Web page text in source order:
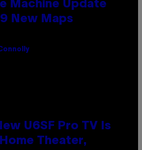
Machine Update
New Maps
U6SF Pro TV Is
Theater,